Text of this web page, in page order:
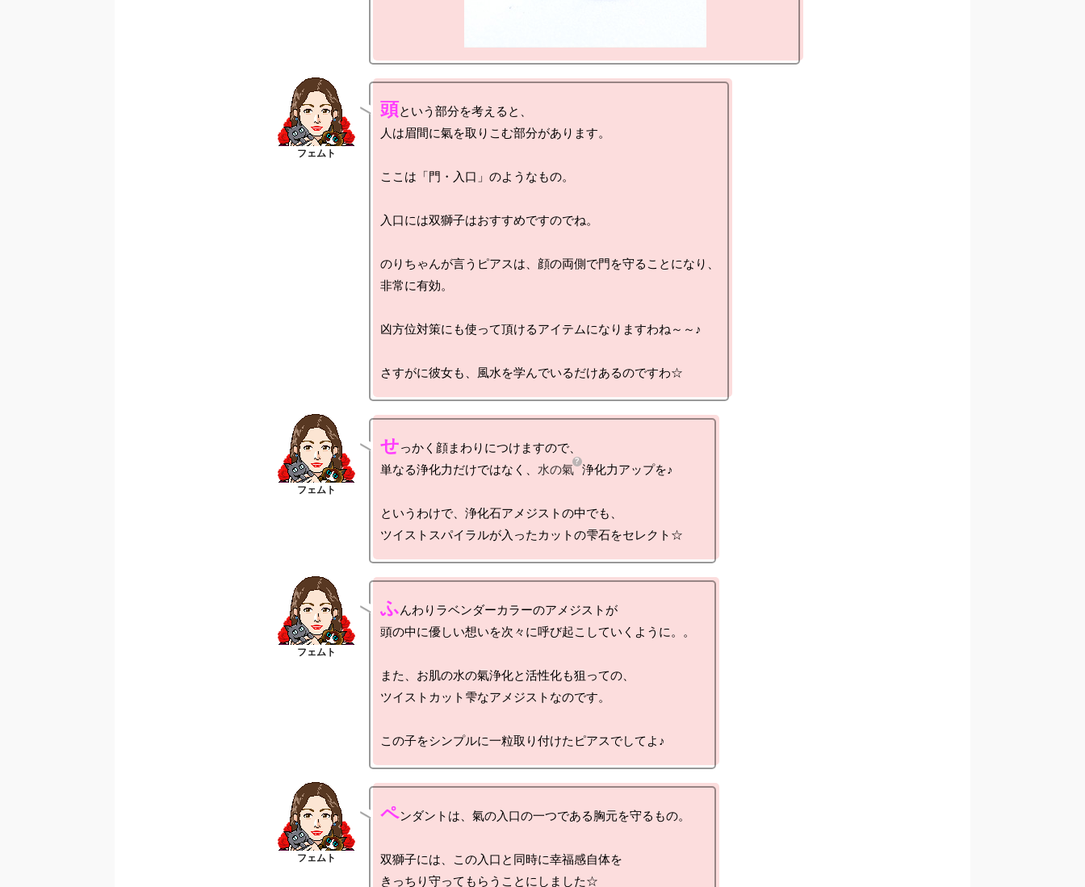
頭という部分を考えると、
人は眉間に氣を取りこむ部分があります。
ここは「門・入口」のようなもの。
入口には双獅子はおすすめですのでね。
のりちゃんが言うピアスは、顔の両側で門を守ることになり、
非常に有効。
凶方位対策にも使って頂けるアイテムになりますわね～～♪
せっかく顔まわりにつけますので、
単なる浄化力だけではなく、 水の氣 浄化力アップを♪
というわけで、浄化石アメジストの中でも、
ふんわりラベンダーカラーのアメジストが
頭の中に優しい想いを次々に呼び起こしていくように。。
また、お肌の水の氣浄化と活性化も狙っての、
ツイストカット雫なアメジストなのです。
ペンダントは、氣の入口の一つである胸元を守るもの。
双獅子には、この入口と同時に幸福感自体を
きっちり守ってもらうことにしました☆